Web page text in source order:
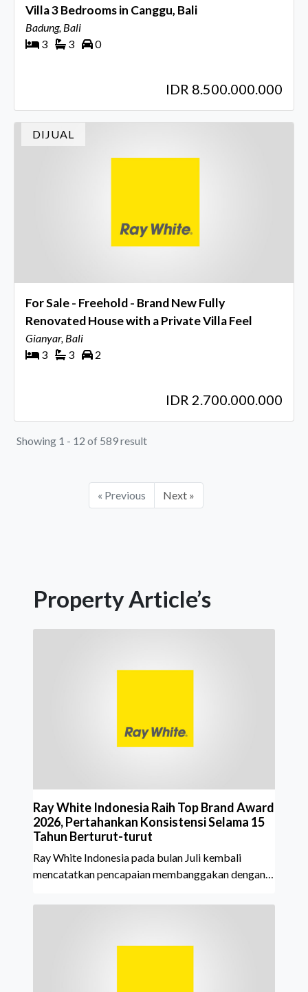
Villa 3 Bedrooms in Canggu, Bali
Badung, Bali
3
3 0
IDR 8.500.000.000
DIJUAL
For Sale - Freehold - Brand New Fully
Renovated House with a Private Villa Feel
Gianyar, Bali
3
3 2
IDR 2.700.000.000
Showing 1 - 12 of 589 result
« Previous Next »
Property Article’s
Ray White Indonesia Raih Top Brand Award
2026, Pertahankan Konsistensi Selama 15
Tahun Berturut-turut
Ray White Indonesia pada bulan Juli kembali
mencatatkan pencapaian membanggakan dengan
Property Agent. Penghargaan ini menjadi semakin